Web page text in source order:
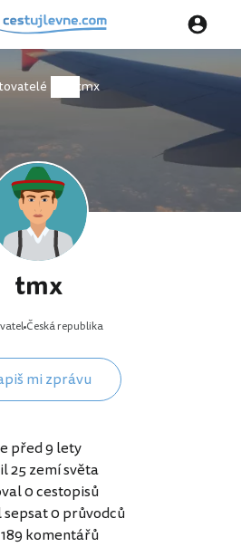
tmx
tmx
Česká republika
mi zprávu
před 9 lety
25 zemí světa
0 cestopisů
sepsat 0 průvodců
komentářů